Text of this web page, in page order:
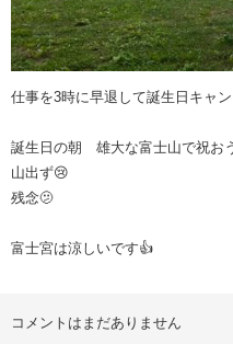
仕事を3時に早退して誕生日キャ
誕生日の朝 雄大な富士山で祝お
山出ず😢
残念🫤
富士宮は涼しいです👍
コメントはまだありません